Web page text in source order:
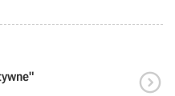
